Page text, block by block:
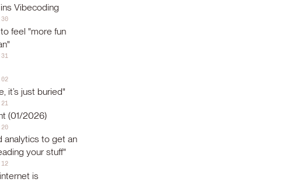
Vibecoding
feel "more fun
it’s just buried"
(01/2026)
analytics to get an
your stuff"
is